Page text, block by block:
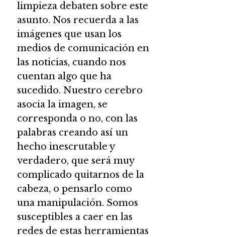
limpieza debaten sobre este
asunto. Nos recuerda a las
imágenes que usan los
medios de comunicación en
las noticias, cuando nos
cuentan algo que ha
sucedido. Nuestro cerebro
asocia la imagen, se
corresponda o no, con las
palabras creando así un
hecho inescrutable y
verdadero, que será muy
complicado quitarnos de la
cabeza, o pensarlo como
una manipulación. Somos
susceptibles a caer en las
redes de estas herramientas